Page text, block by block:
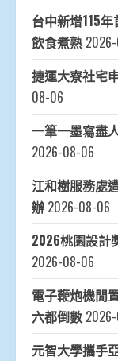
台中新增115
飲食煮熟
捷運大寮社宅
08-06
一筆一墨寫盡
2026-08-06
江和樹服務處
辦 2026-08-06
2026桃園設
2026-08-06
電子鞭炮機閒
六都倒數
元智大學攜手